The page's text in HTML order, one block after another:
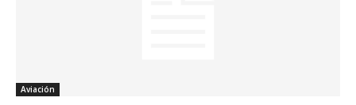
Aviación